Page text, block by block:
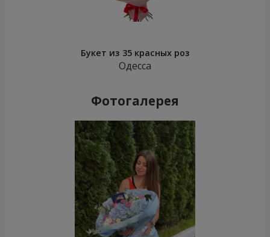
Букет из 35 красных роз
Одесса
Фотогалерея